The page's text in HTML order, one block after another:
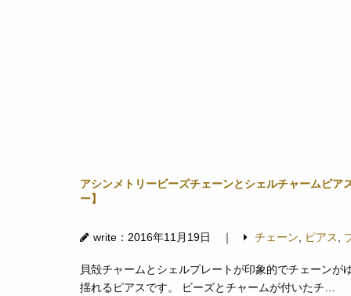
アシンメトリービーズチェーンとシェルチャームピア
ー】
write：2016年11月19日 ｜ チェーン, ピアス ,
貝殻チャームとシェルプレートが印象的でチェーンが
揺れるピアスです。 ビーズとチャームが付いたチ…